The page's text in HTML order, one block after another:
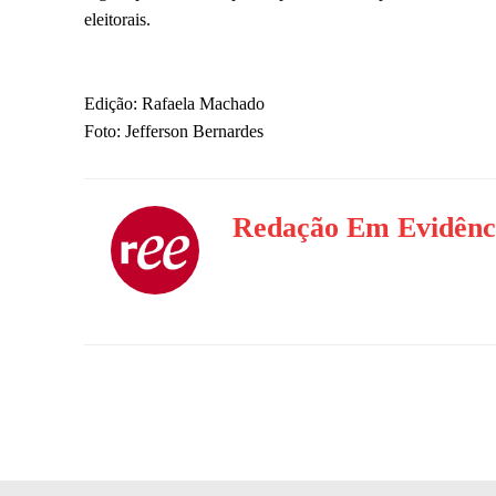
eleitorais.
Edição: Rafaela Machado
Foto: Jefferson Bernardes
Redação Em